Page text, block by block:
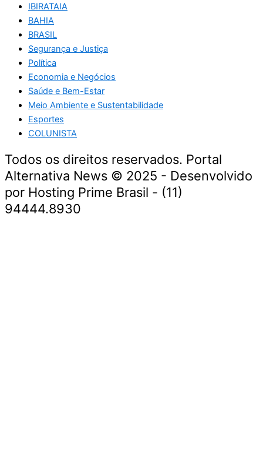
IBIRATAIA
BAHIA
BRASIL
Segurança e Justiça
Política
Economia e Negócios
Saúde e Bem-Estar
Meio Ambiente e Sustentabilidade
Esportes
COLUNISTA
Todos os direitos reservados. Portal
Alternativa News © 2025 - Desenvolvido
por Hosting Prime Brasil - (11)
94444.8930